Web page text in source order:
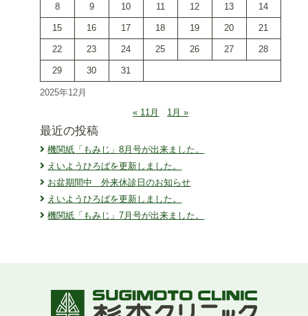
2025年12月
8 9 10 11 12 13 14
15 16 17 18 19 20 21
22 23 24 25 26 27 28
29 30 31
« 11月 1月 »
最近の投稿
機関紙「もみじ」8月号が出来ました。
えいようひろばを更新しました。
お盆期間中 外来休診日のお知らせ
えいようひろばを更新しました。
機関紙「もみじ」7月号が出来ました。